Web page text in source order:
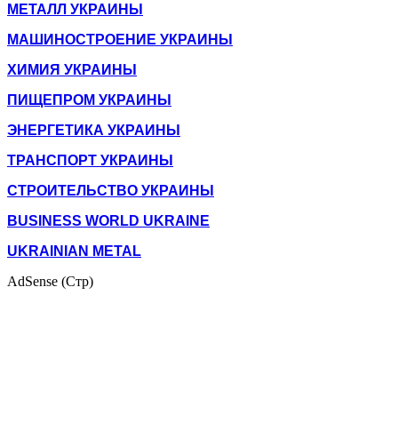
МЕТАЛЛ УКРАИНЫ
МАШИНОСТРОЕНИЕ УКРАИНЫ
ХИМИЯ УКРАИНЫ
ПИЩЕПРОМ УКРАИНЫ
ЭНЕРГЕТИКА УКРАИНЫ
ТРАНСПОРТ УКРАИНЫ
СТРОИТЕЛЬСТВО УКРАИНЫ
BUSINESS WORLD UKRAINE
UKRAINIAN METAL
AdSense (Стр)